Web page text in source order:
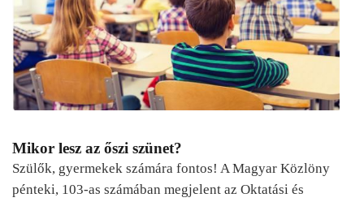
Mikor lesz az őszi szünet?
Szülők, gyermekek számára fontos! A Magyar Közlöny
pénteki, 103-as számában megjelent az Oktatási és